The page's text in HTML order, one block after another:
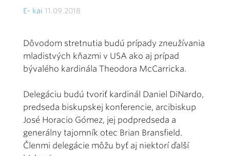
E- kai 11.09.2018
Dôvodom stretnutia budú prípady zneužívania
mladistvých kňazmi v USA ako aj prípad
bývalého kardinála Theodora McCarricka.
Delegáciu budú tvoriť kardinál Daniel DiNardo,
predseda biskupskej konferencie, arcibiskup
José Horacio Gómez, jej podpredseda a
generálny tajomník otec Brian Bransfield.
Členmi delegácie môžu byť aj niektorí ďalší